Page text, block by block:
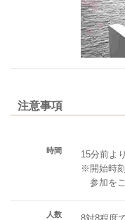
注意事項
時間
15分前よ
※開始時
参加をご
人数